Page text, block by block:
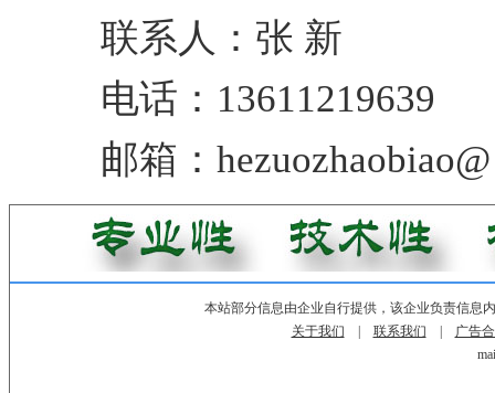
联系人：张 新
电话：13611219639
邮箱：
本站部分信息由企业自行提供，该企业负责信息
关于我们
联系我们
广告